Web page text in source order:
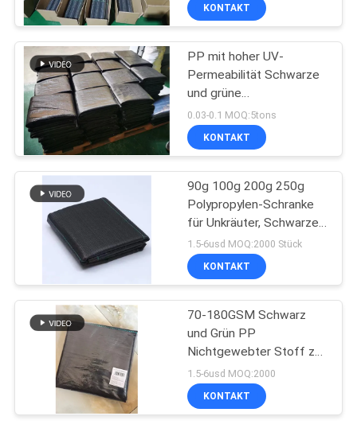
QUALITÄTSKONTROLLE
KONTAKT
MIT
UNS
NEUIGKEITEN
BITTE UM
EIN
ANGEBOT
SITEMAP
DATENSCHUTZRICHTLINIE
Metallisierter CPP-
Film
15
metallisierter
Haustierfilm
25
80GSM 90GSM 100GSM
KONTAKT
PP mit hoher UV-
Permeabilität Schwarze
und grüne
Unkrautbekämpfungsmatte
0.03-0.1 MOQ:5tons
KONTAKT
90g 100g 200g 250g
Polypropylen-Schranke
für Unkräuter, Schwarzes
Unkräuter-Fabrik in Rollen
1.5-6usd MOQ:2000 Stück
KONTAKT
70-180GSM Schwarz
und Grün PP
Nichtgewebter Stoff zur
Unkrautbekämpfung,
Stoff Unkrautmatte
1.5-6usd MOQ:2000
KONTAKT